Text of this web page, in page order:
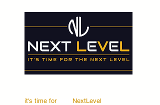
it's time for NextLevel